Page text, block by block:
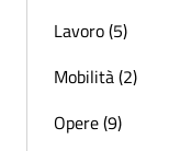
Lavoro (5)
Mobilità (2)
Opere (9)